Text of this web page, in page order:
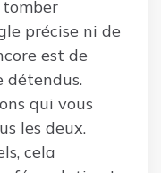
précise ni de
est de
détendus.
qui vous
les deux.
cela